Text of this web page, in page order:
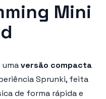
Mini
umaversão compacta
Sprunki, feita
de forma rápida e